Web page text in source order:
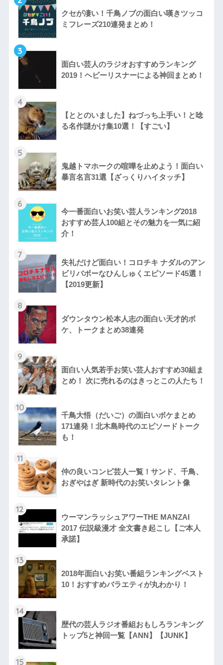
クセが凄い！千鳥ノブの面白い嘆きツッコ
ミフレーズ210連発まとめ！
3
面白い芸人のラジオおすすめランキング
2019！ヘビーリスナーによる神回まとめ！
4
【ととのいました】ねづっち上手い！と唸
る名作謎かけ集10選！【すごい】
5
鬼越トマホークの喧嘩を止めよう！面白い
暴言名言31選【ざっくりハイタッチ】
6
今一番面白いお笑い芸人ランキング2018
おすすめ芸人100組とその魅力を一気に紹
介！
7
失礼だけど面白い！コロチキ ナダルのアン
ビリバボーなひんしゅくエピソード45選！
【2019更新】
8
ダウンタウン松本人志の面白い天才的ボ
ケ、トークまとめ38連発
9
面白い人気若手お笑い芸人おすすめ30組ま
とめ！ 次に売れるのはきっとこの人たち！
10
千鳥大悟（だいご）の面白いボケまとめ
171連発！北木島時代のエピソードトーク
も！
11
仲の良いコンビ芸人一覧！サンド、千鳥、
おぎやはぎ 新時代のお笑いタレント像
12
ウーマンラッシュアワーTHE MANZAI
2017 伝説級漫才 全文書き起こし【ご本人
承諾】
13
2018年面白いお笑い番組ランキングベスト
10！おすすめバラエティが丸わかり！
14
歴代の芸人ラジオ番組おもしろランキング
トップ5と神回一覧【ANN】【JUNK】
15